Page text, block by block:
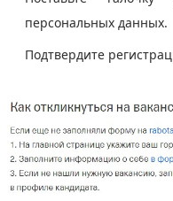
персональных данных.
Подтвердите